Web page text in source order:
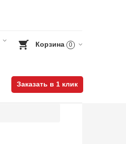
Корзина 0
Заказать в 1 клик